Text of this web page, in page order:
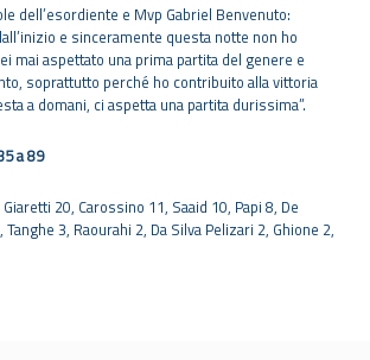
dell’esordiente e Mvp Gabriel Benvenuto:
e sinceramente questa notte non ho
mai aspettato una prima partita del genere e
soprattutto perché ho contribuito alla vittoria
a domani, ci aspetta una partita durissima”.
a 89
20, Carossino 11, Saaid 10, Papi 8, De
3, Raourahi 2, Da Silva Pelizari 2, Ghione 2,